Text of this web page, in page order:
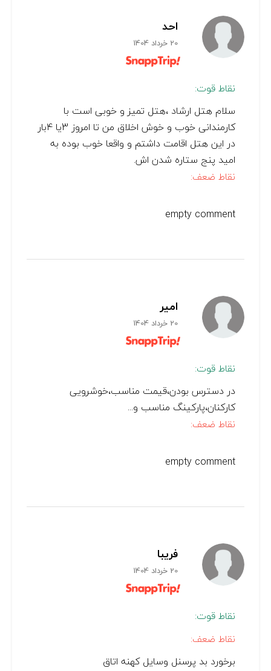
احد
20 خرداد 1404
نقاط قوت:
سلام هتل ارشاد ،هتل تمیز و خوبی است با
کارمندانی خوب و خوش اخلاق من تا امروز 3یا 4بار
در این هتل اقامت داشتم و واقعا خوب بوده به
امید پنج ستاره شدن اش.
نقاط ضعف:
empty comment
امیر
20 خرداد 1404
نقاط قوت:
در دسترس بودن،قیمت مناسب،خوشرویی
کارکنان،پارکینگ مناسب و...
نقاط ضعف:
empty comment
فریبا
20 خرداد 1404
نقاط قوت:
نقاط ضعف:
برخورد بد پرسنل وسایل کهنه اتاق